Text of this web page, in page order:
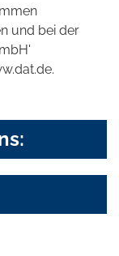
und bei der